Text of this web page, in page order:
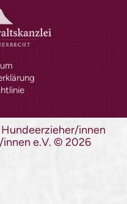
| Downloads
| Downloads
innen
e.V. © 2026